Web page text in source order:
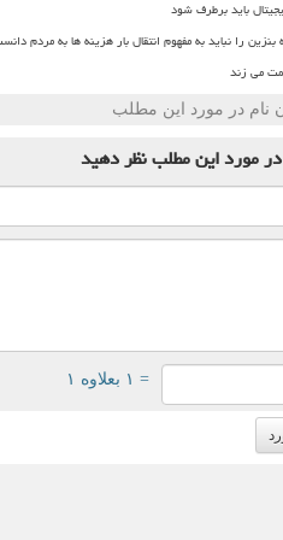
باید برطرف شود
را نباید به مفهوم انتقال بار هزینه ها به مردم
می زند
نام در مورد این مطلب
در مورد این مطلبنظر دهید
= ۱ بعلاوه ۱